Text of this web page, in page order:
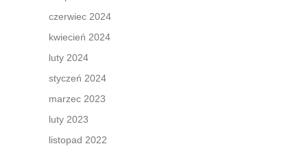
czerwiec 2024
kwiecień 2024
luty 2024
styczeń 2024
marzec 2023
luty 2023
listopad 2022